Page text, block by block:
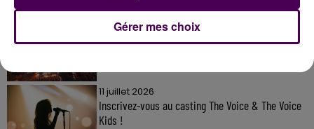
7 août 2026
Gagnez vos pass pour le V and B Fest' 2026 !
11 juillet 2026
Inscrivez-vous au casting The Voice & The Voice
Kids !
Gérer mes choix